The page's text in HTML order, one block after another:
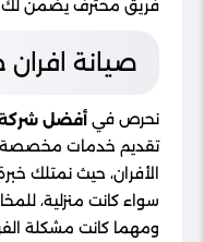
فريق محترف يضمن لك
صيانة افران
نحرص في أفضل شركة
تقديم خدمات مخصصة
الأفران، حيث نمتلك
سواء كانت منزلية،
ومهما كانت مشكلة